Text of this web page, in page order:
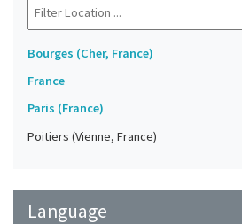
Bourges (Cher, France)
France
Paris (France)
Poitiers (Vienne, France)
Language